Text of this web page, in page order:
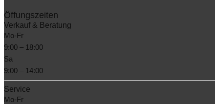
Öffungszeiten
Verkauf & Beratung
Mo-Fr
9:00 – 18:00
Sa
9:00 – 14:00
Service
Mo-Fr